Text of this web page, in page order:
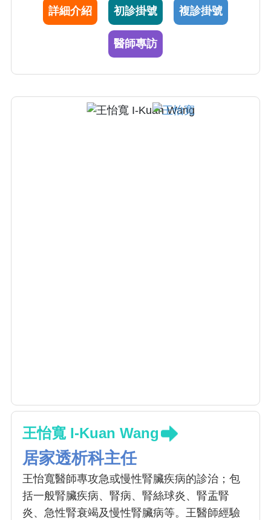
慢性腎衰）的病人必須考慮接受透析治療、血
液透析、腹膜透析以及重症透析治療
詳細介紹 初診掛號 複診掛號
醫師專訪
王怡寬 I-Kuan Wang
居家透析科主任
王怡寬醫師專攻急或慢性腎臟疾病的診治；包
括一般腎臟疾病、腎病、腎絲球炎、腎盂腎
炎、急性腎衰竭及慢性腎臟病等。王醫師經驗